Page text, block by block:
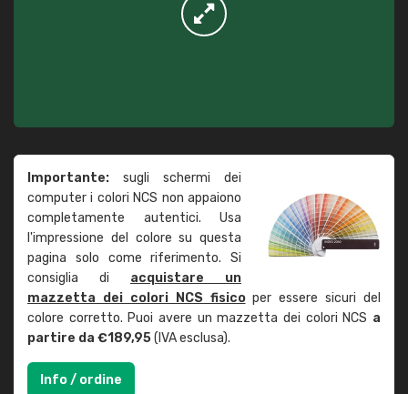
Importante: sugli schermi dei
computer i colori NCS non appaiono
completamente autentici. Usa
l'impressione del colore su questa
pagina solo come riferimento. Si
consiglia di acquistare un
mazzetta dei colori NCS fisicoper essere sicuri del
colore corretto. Puoi avere un mazzetta dei colori NCS a
partire da €189,95(IVA esclusa).
Info / ordine